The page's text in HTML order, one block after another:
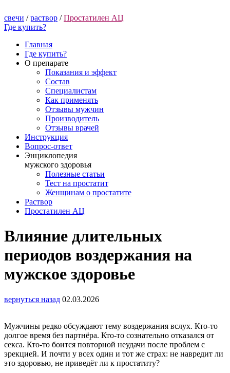
свечи / раствор / Простатилен АЦ
Где купить?
Главная
Где купить?
О препарате
Показания и эффект
Состав
Специалистам
Как применять
Отзывы мужчин
Производитель
Отзывы врачей
Инструкция
Вопрос-ответ
Энциклопедия
мужского здоровья
Полезные статьи
Тест на простатит
Женщинам о простатите
Раствор
Простатилен АЦ
Влияние длительных
периодов воздержания на
мужское здоровье
вернуться назад 02.03.2026
Мужчины редко обсуждают тему воздержания вслух. Кто-то
долгое время без партнёра. Кто-то сознательно отказался от
секса. Кто-то боится повторной неудачи после проблем с
эрекцией. И почти у всех один и тот же страх: не навредит ли
это здоровью, не приведёт ли к простатиту?